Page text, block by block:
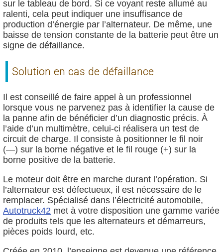
sur le tableau de bord. Si ce voyant reste allumé au
ralenti, cela peut indiquer une insuffisance de
production d’énergie par l’alternateur. De même, une
baisse de tension constante de la batterie peut être un
signe de défaillance.
Solution en cas de défaillance
Il est conseillé de faire appel à un professionnel
lorsque vous ne parvenez pas à identifier la cause de
la panne afin de bénéficier d’un diagnostic précis. À
l’aide d’un multimètre, celui-ci réalisera un test de
circuit de charge. Il consiste à positionner le fil noir
(—) sur la borne négative et le fil rouge (+) sur la
borne positive de la batterie.
Le moteur doit être en marche durant l’opération. Si
l’alternateur est défectueux, il est nécessaire de le
remplacer. Spécialisé dans l’électricité automobile,
Autotruck42 met à votre disposition une gamme variée
de produits tels que les alternateurs et démarreurs,
pièces poids lourd, etc.